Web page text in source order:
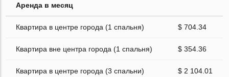
Аренда в месяц
Квартира в центре города (1 спальня) $ 704.34
Квартира вне центра города (1 спальня) $ 354.36
Квартира в центре города (3 спальни) $ 2 104.01